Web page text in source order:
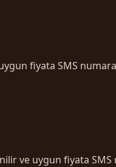
fiyata SMS
ve uygun fiyata